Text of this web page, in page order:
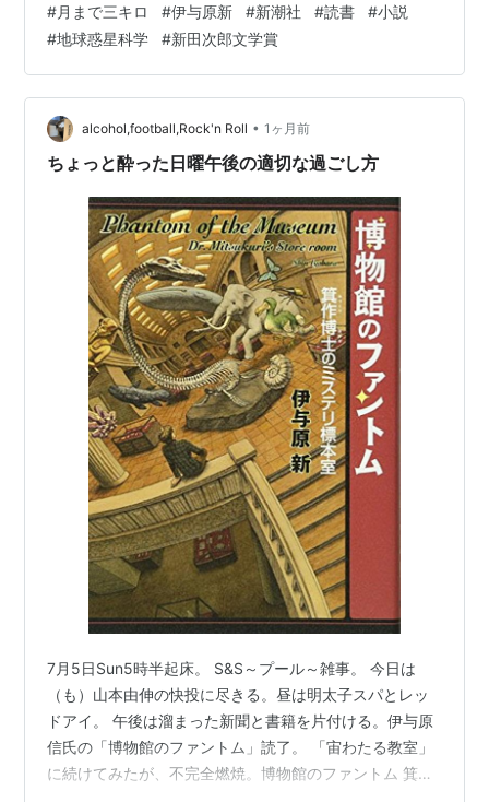
もないから図書館ですぐに借りれるだろう、と借りて読
んでみた。 著者の伊与原さんは、1972年、大阪生れ。神
戸大学理学部卒業後、東京大学大学院理学系研究科で地
球惑星科学を専攻し、博士課程修了。2010年、『お台場
アイランドベイビー』で横溝正史ミステリ大賞を受賞。
2019年、『月まで三…
#月まで三キロ #伊与原新 #新潮社 #読書 #小説
#地球惑星科学 #新田次郎文学賞
alcohol,football,Rock'n Roll • 1ヶ月前
ちょっと酔った日曜午後の適切な過ごし方
7月5日Sun5時半起床。 S&S～プール～雑事。 今日は
（も）山本由伸の快投に尽きる。昼は明太子スパとレッ
ドアイ。 午後は溜まった新聞と書籍を片付ける。伊与原
信氏の「博物館のファントム」読了。 「宙わたる教室」
に続けてみたが、不完全燃焼。博物館のファントム 箕作